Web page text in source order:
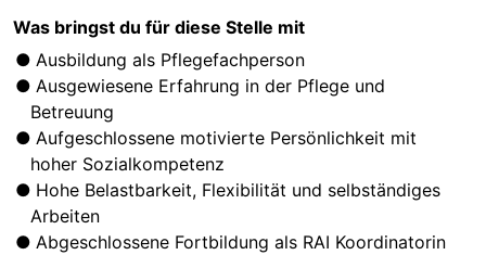
Was bringst du für diese Stelle mit
Ausbildung als Pflegefachperson
Ausgewiesene Erfahrung in der Pflege und
Betreuung
Aufgeschlossene motivierte Persönlichkeit mit
hoher Sozialkompetenz
Hohe Belastbarkeit, Flexibilität und selbständiges
Arbeiten
Abgeschlossene Fortbildung als RAI Koordinatorin